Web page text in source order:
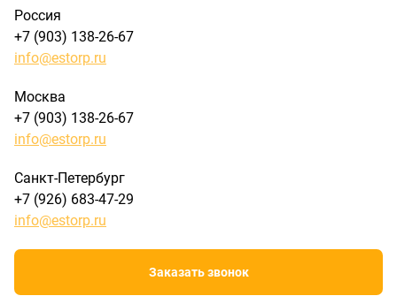
Россия
+7 (903) 138-26-67
info@estorp.ru
Москва
+7 (903) 138-26-67
info@estorp.ru
Санкт-Петербург
+7 (926) 683-47-29
info@estorp.ru
Заказать звонок